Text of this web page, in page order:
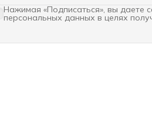
Нажимая «Подписаться», вы даете
персональных данных в целях